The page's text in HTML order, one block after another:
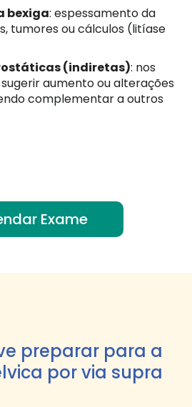
bexiga: espessamento da
tumores ou cálculos (litíase
(indiretas): nos
aumento ou alterações
complementar a outros
Exame
preparar para a
por via supra